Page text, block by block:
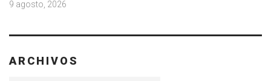
9 agosto, 2026
ARCHIVOS